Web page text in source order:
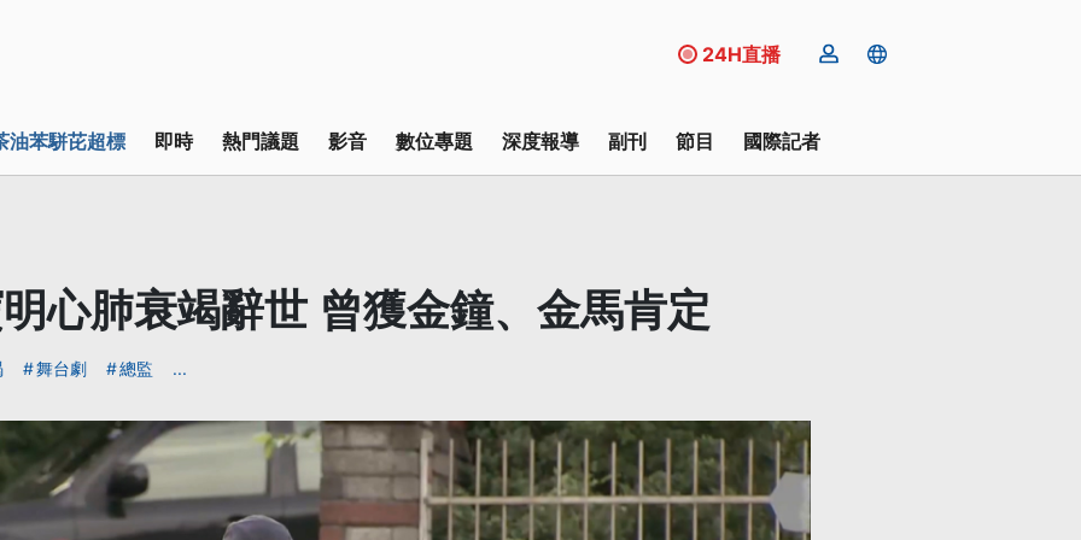
24H直播
油苯駢芘超標 即時 熱門議題 影音 數位專題 深度報導 副刊 節目 國際記者
心肺衰竭辭世 曾獲金鐘、金馬肯定
舞台劇 總監 ...